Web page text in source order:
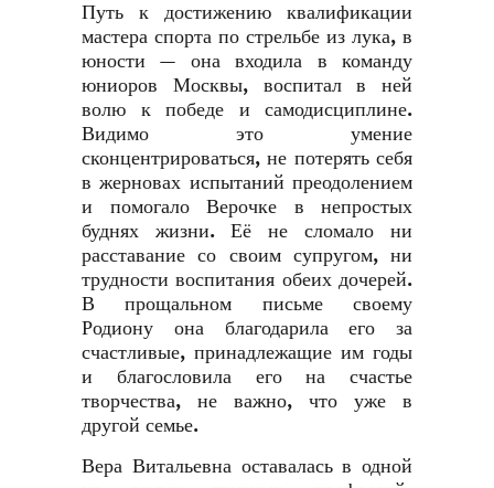
Путь к достижению квалификации
мастера спорта по стрельбе из лука, в
юности — она входила в команду
юниоров Москвы, воспитал в ней
волю к победе и самодисциплине.
Видимо это умение
сконцентрироваться, не потерять себя
в жерновах испытаний преодолением
и помогало Верочке в непростых
буднях жизни. Её не сломало ни
расставание со своим супругом, ни
трудности воспитания обеих дочерей.
В прощальном письме своему
Родиону она благодарила его за
счастливые, принадлежащие им годы
и благословила его на счастье
творчества, не важно, что уже в
другой семье.
Вера Витальевна оставалась в одной